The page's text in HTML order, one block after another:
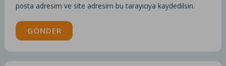
posta adresim ve site adresim bu tarayıcıya kaydedilsin.
GÖNDER